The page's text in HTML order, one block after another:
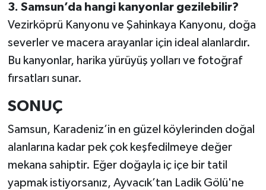
3. Samsun’da hangi kanyonlar gezilebilir?
Vezirköprü Kanyonu ve Şahinkaya Kanyonu, doğa
severler ve macera arayanlar için ideal alanlardır.
Bu kanyonlar, harika yürüyüş yolları ve fotoğraf
fırsatları sunar.
SONUÇ
Samsun, Karadeniz’in en güzel köylerinden doğal
alanlarına kadar pek çok keşfedilmeye değer
mekana sahiptir. Eğer doğayla iç içe bir tatil
yapmak istiyorsanız, Ayvacık’tan Ladik Gölü'ne